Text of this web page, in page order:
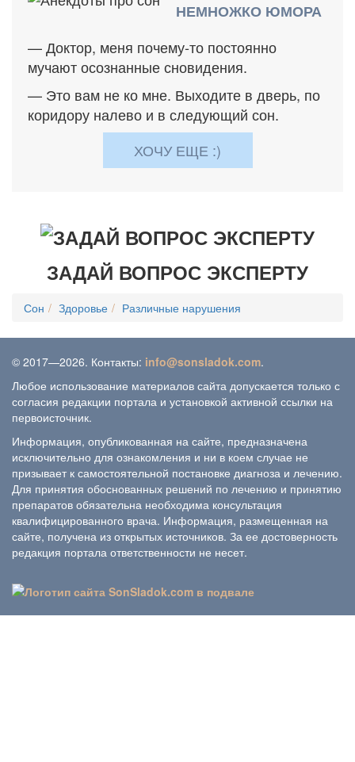
НЕМНОЖКО ЮМОРА
— Доктор, меня почему-то постоянно
мучают осознанные сновидения.
— Это вам не ко мне. Выходите в дверь, по
коридору налево и в следующий сон.
ХОЧУ ЕЩЕ :)
ЗАДАЙ ВОПРОС ЭКСПЕРТУ
Сон Здоровье Различные нарушения
© 2017—2026. Контакты: info@sonsladok.com.
Любое использование материалов сайта допускается только с
согласия редакции портала и установкой активной ссылки на
первоисточник.
Информация, опубликованная на сайте, предназначена
исключительно для ознакомления и ни в коем случае не
призывает к самостоятельной постановке диагноза и лечению.
Для принятия обоснованных решений по лечению и принятию
препаратов обязательна необходима консультация
квалифицированного врача. Информация, размещенная на
сайте, получена из открытых источников. За ее достоверность
редакция портала ответственности не несет.